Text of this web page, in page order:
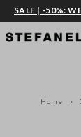
ZUM
SALE | -50%:
Home